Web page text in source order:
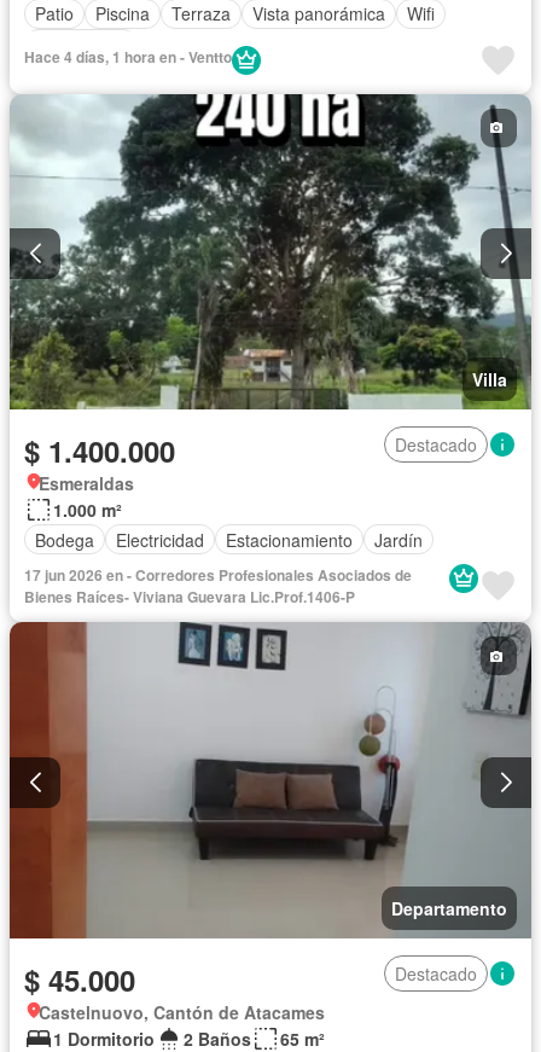
Patio
Piscina Terraza Vista panorámica
Wifi
Hace 4 días, 1 hora en - Ventto
Villa
$ 1.400.000
Destacado
Esmeraldas
1.000 m²
Bodega
Electricidad Estacionamiento Jardín
17 jun 2026 en - Corredores Profesionales Asociados de
Bienes Raíces- Viviana Guevara Lic.Prof.1406-P
Departamento
$ 45.000
Destacado
Castelnuovo, Cantón de Atacames
1 Dormitorio
2 Baños
65 m²